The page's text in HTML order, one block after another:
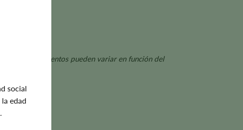
social
edad
y los rendimientos pueden variar en función del